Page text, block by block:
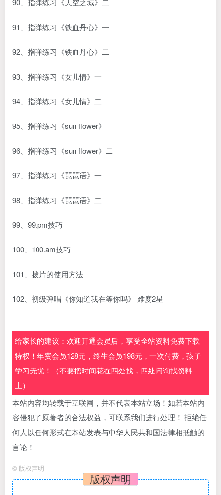
90、指弹练习《天空之城》二
91、指弹练习《铁血丹心》一
92、指弹练习《铁血丹心》二
93、指弹练习《女儿情》一
94、指弹练习《女儿情》二
95、指弹练习《sun flower》
96、指弹练习《sun flower》二
97、指弹练习《琵琶语》一
98、指弹练习《琵琶语》二
99、99.pm技巧
100、100.am技巧
101、拨片的使用方法
102、初级弹唱《你知道我在等你吗》 难度2星
给家长的建议：欢迎开通会员后，享受全站资料免费下载
特权！年费会员128元，终生会员198元，一次付费，孩子
学习无忧！（不要把时间花在四处找，四处问询找资料
上）
本站内容均转载于互联网，并不代表本站立场！如若本站内
容侵犯了原著者的合法权益，可联系我们进行处理！ 拒绝任
何人以任何形式在本站发表与中华人民共和国法律相抵触的
言论！
© 版权声明
版权声明